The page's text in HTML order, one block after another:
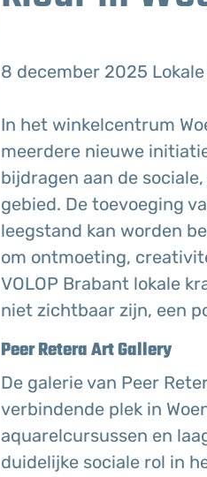
8 december 2025
In het winkelcentrum
meerdere nieuwe
bijdragen aan de
gebied. De toevoeging
leegstand kan worden
om ontmoeting,
VOLOP Brabant lokale
niet zichtbaar zijn, een
Peer Retera Art Gallery
De galerie van Peer
verbindende plek in
aquarelcursussen en
duidelijke sociale rol in